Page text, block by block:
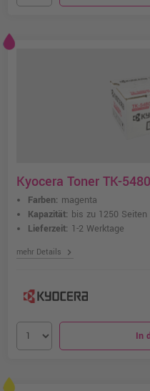
Kyocera Toner TK-
Farben: magenta
Kapazität: bis zu 1250 Seiten
Lieferzeit: 1-2 Werktage
mehr Details chevron_right
In